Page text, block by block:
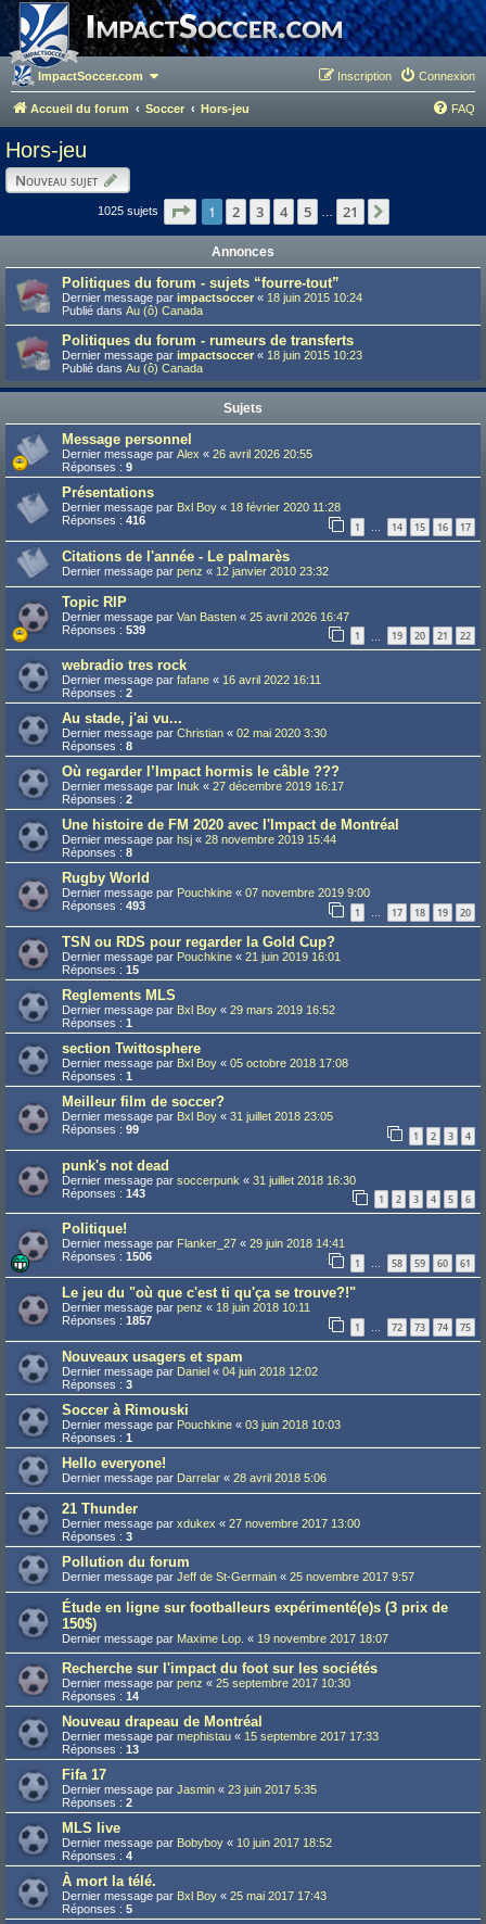
ImpactSoccer.com Connexion
Inscription
Accueil du forum Soccer Hors-jeu FAQ
Hors-jeu
Nouveau sujet
1025 sujets Page sur 21
1 2 3 4 5 21
Annonces
Politiques du forum - sujets “fourre-tout”
Dernier message par impactsoccer « 18 juin 2015 10:24
Publié dans Au (ô) Canada
Politiques du forum - rumeurs de transferts
Dernier message par impactsoccer « 18 juin 2015 10:23
Publié dans Au (ô) Canada
Sujets
Message personnel
Dernier message par Alex « 26 avril 2026 20:55
Réponses : 9
Présentations
Dernier message par Bxl Boy « 18 février 2020 11:28
Réponses : 416 1 … 14 15 16 17
Citations de l'année - Le palmarès
Dernier message par penz « 12 janvier 2010 23:32
Topic RIP
Dernier message par Van Basten « 25 avril 2026 16:47
Réponses : 539 1 19 20 21 22
webradio tres rock
Dernier message par fafane « 16 avril 2022 16:11
Réponses : 2
Au stade, j'ai vu...
Dernier message par Christian « 02 mai 2020 3:30
Réponses : 8
Où regarder l’Impact hormis le câble ???
Dernier message par Inuk « 27 décembre 2019 16:17
Réponses : 2
Une histoire de FM 2020 avec l'Impact de Montréal
Dernier message par hsj « 28 novembre 2019 15:44
Réponses : 8
Rugby World
Dernier message par Pouchkine « 07 novembre 2019 9:00
Réponses : 493 1 … 17 18 19 20
TSN ou RDS pour regarder la Gold Cup?
Dernier message par Pouchkine « 21 juin 2019 16:01
Réponses : 15
Reglements MLS
Dernier message par Bxl Boy « 29 mars 2019 16:52
Réponses : 1
section Twittosphere
Dernier message par Bxl Boy « 05 octobre 2018 17:08
Réponses : 1
Meilleur film de soccer?
Dernier message par Bxl Boy « 31 juillet 2018 23:05
Réponses : 99 1 2 3 4
punk's not dead
Dernier message par soccerpunk « 31 juillet 2018 16:30
Réponses : 143 1 2 3 4 5 6
Politique!
Dernier message par Flanker_27 « 29 juin 2018 14:41
Réponses : 1506 1 … 58 59 60 61
Le jeu du "où que c'est ti qu'ça se trouve?!"
Dernier message par penz « 18 juin 2018 10:11
Réponses : 1857 1 … 72 73 74 75
Nouveaux usagers et spam
Dernier message par Daniel « 04 juin 2018 12:02
Réponses : 3
Soccer à Rimouski
Dernier message par Pouchkine « 03 juin 2018 10:03
Réponses : 1
Hello everyone!
Dernier message par Darrelar « 28 avril 2018 5:06
21 Thunder
Dernier message par xdukex « 27 novembre 2017 13:00
Réponses : 3
Pollution du forum
Dernier message par Jeff de St-Germain « 25 novembre 2017 9:57
Étude en ligne sur footballeurs expérimenté(e)s (3 prix de
150$)
Dernier message par Maxime Lop. « 19 novembre 2017 18:07
Recherche sur l'impact du foot sur les sociétés
Dernier message par penz « 25 septembre 2017 10:30
Réponses : 14
Nouveau drapeau de Montréal
Dernier message par mephistau « 15 septembre 2017 17:33
Réponses : 13
Fifa 17
Dernier message par Jasmin « 23 juin 2017 5:35
Réponses : 2
MLS live
Dernier message par Bobyboy « 10 juin 2017 18:52
Réponses : 4
À mort la télé.
Dernier message par Bxl Boy « 25 mai 2017 17:43
Réponses : 5